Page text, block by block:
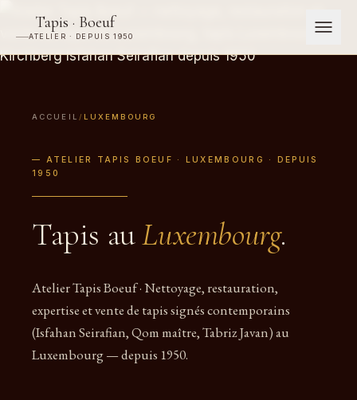
Tapis · Boeuf
ATELIER · DEPUIS 1950
ACCUEIL / LUXEMBOURG
— ATELIER TAPIS BOEUF · LUXEMBOURG · DEPUIS
1950
Tapis auLuxembourg.
Atelier Tapis Boeuf · Nettoyage, restauration,
expertise et vente de tapis signés contemporains
(Isfahan Seirafian, Qom maître, Tabriz Javan) au
Luxembourg — depuis 1950.